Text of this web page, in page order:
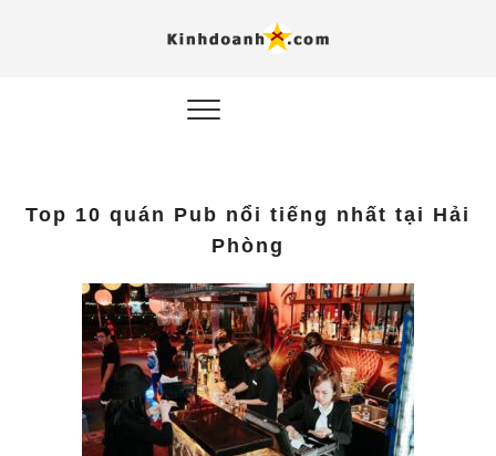
AI
Top 10 quán Pub nổi tiếng nhất tại Hải
Phòng